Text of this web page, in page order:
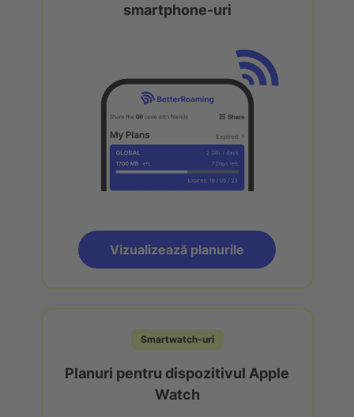
smartphone-uri
Vizualizează planurile
Smartwatch-uri
Planuri pentru dispozitivul Apple
Watch